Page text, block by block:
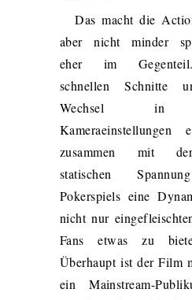
Das macht die
aber nicht minder
eher im
schnellen Schnitte
Wechsel in
Kameraeinstellungen
zusammen mit
statischen
Pokerspiels eine
nicht nur
Fans etwas zu
Überhaupt ist der Film
ein Mainstream-